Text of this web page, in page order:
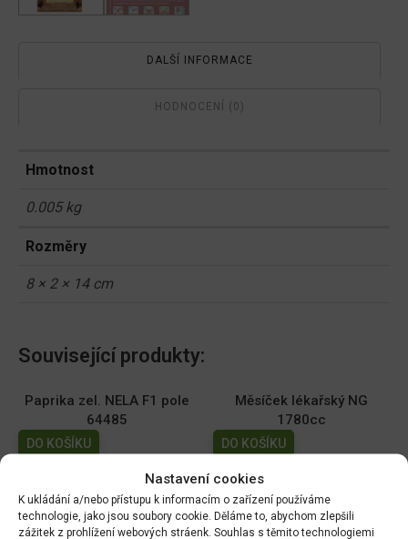
Nastavení cookies
K ukládání a/nebo přístupu k informacím o zařízení používáme
technologie, jako jsou soubory cookie. Děláme to, abychom zlepšili
zážitek z prohlížení webových stráenk. Souhlas s těmito technologiemi
DALŠÍ INFORMACE
HODNOCENÍ (0)
Hmotnost
0.005 kg
Rozměry
8 × 2 × 14 cm
Související produkty:
Paprika zel. NELA F1 pole
64485
DO KOŠÍKU
Měsíček lékařský NG
1780cc
DO KOŠÍKU
Dobrá semena - Kiwano -
africká okurka 10s 2257
Dobrá semena - Sója
Edamame - Chiba Green